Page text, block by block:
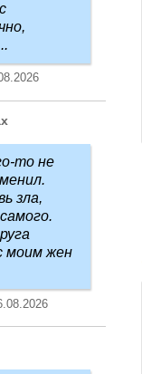
то не
зла,
моим жен